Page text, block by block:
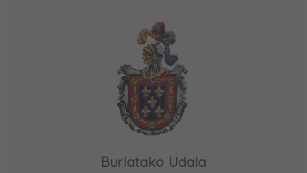
Burlatako Udala